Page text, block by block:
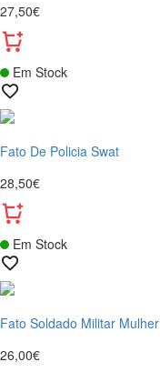
27,50€
Em Stock
Fato De Policia Swat
28,50€
Em Stock
Fato Soldado Militar Mulher
26,00€